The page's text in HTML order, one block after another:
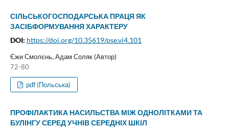
СІЛЬСЬКОГОСПОДАРСЬКА ПРАЦЯ ЯК
ЗАСІБФОРМУВАННЯ ХАРАКТЕРУ
DOI: https://doi.org/10.35619/pse.vi4.101
Єжи Смолєнь, Адам Соляк (Автор)
72-80
pdf (Польська)
ПРОФІЛАКТИКА НАСИЛЬСТВА МІЖ ОДНОЛІТКАМИ ТА
БУЛІНГУ СЕРЕД УЧНІВ СЕРЕДНІХ ШКІЛ